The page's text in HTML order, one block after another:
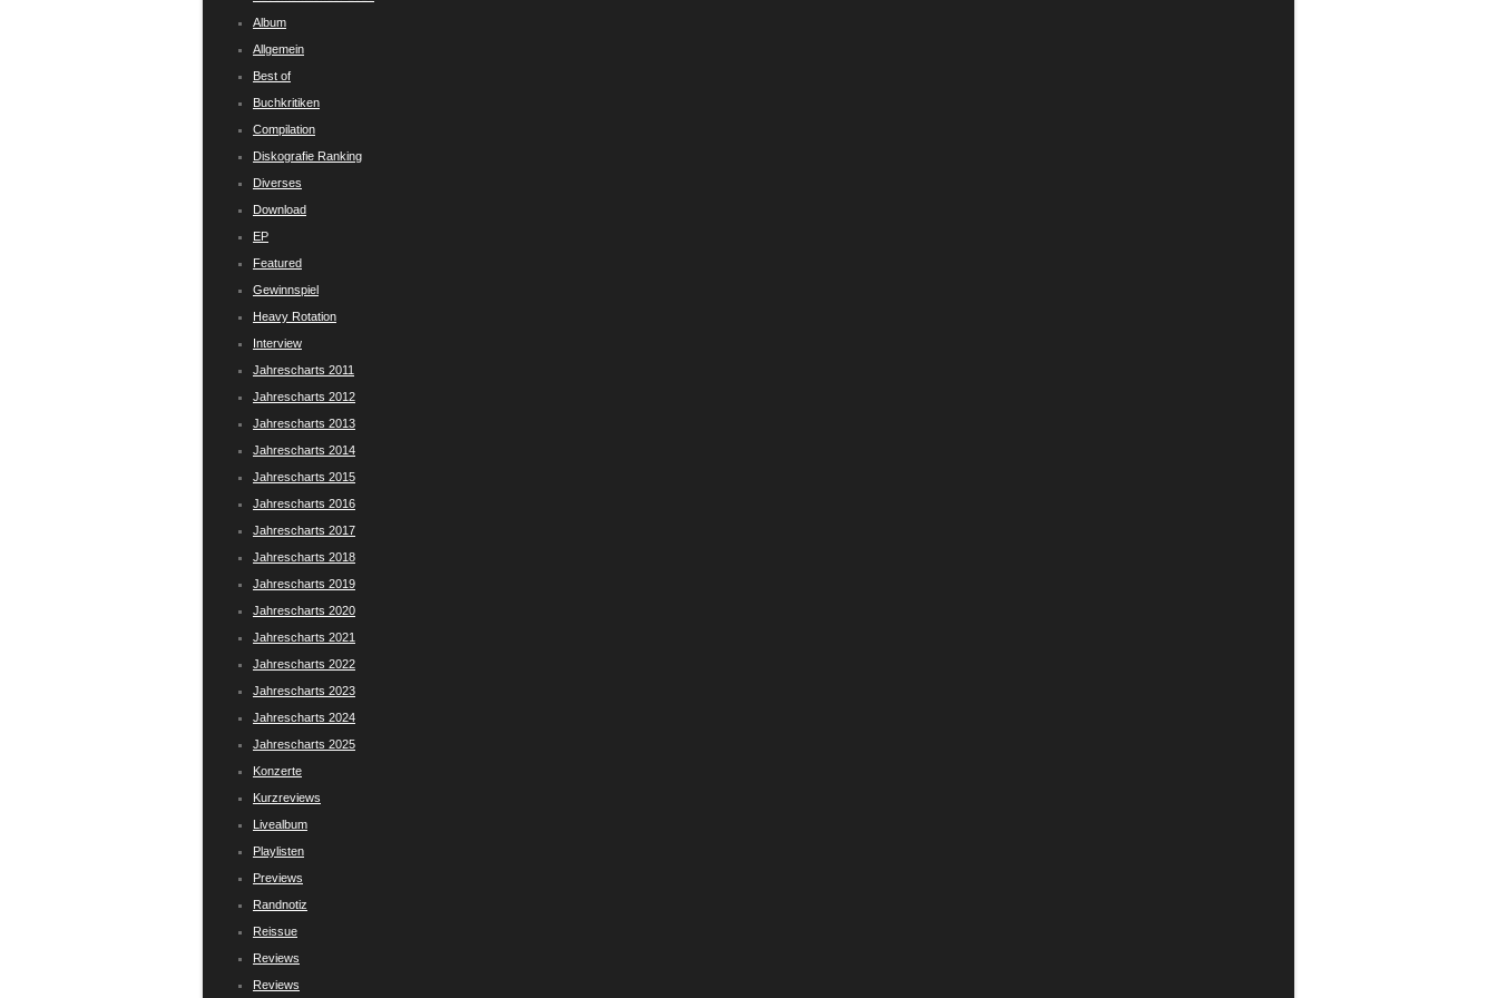
Album
Allgemein
Best of
Buchkritiken
Compilation
Diskografie Ranking
Diverses
Download
EP
Featured
Gewinnspiel
Heavy Rotation
Interview
Jahrescharts 2011
Jahrescharts 2012
Jahrescharts 2013
Jahrescharts 2014
Jahrescharts 2015
Jahrescharts 2016
Jahrescharts 2017
Jahrescharts 2018
Jahrescharts 2019
Jahrescharts 2020
Jahrescharts 2021
Jahrescharts 2022
Jahrescharts 2023
Jahrescharts 2024
Jahrescharts 2025
Konzerte
Kurzreviews
Livealbum
Playlisten
Previews
Randnotiz
Reissue
Reviews
Reviews